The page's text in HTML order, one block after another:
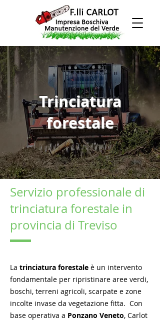
Trinciatura
forestale
Servizio professionale di
trinciatura forestale in
provincia di Treviso
La trinciatura forestale è un intervento
fondamentale per ripristinare aree verdi,
boschi, terreni agricoli, scarpate e zone
incolte invase da vegetazione fitta. Con
base operativa a Ponzano Veneto, Carlot